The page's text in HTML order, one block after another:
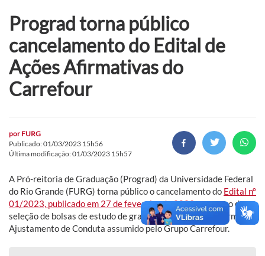
Prograd torna público
cancelamento do Edital de
Ações Afirmativas do
Carrefour
por FURG
Publicado: 01/03/2023 15h56
Última modificação: 01/03/2023 15h57
A Pró-reitoria de Graduação (Prograd) da Universidade Federal
do Rio Grande (FURG) torna público o cancelamento do Edital nº
01/2023, publicado em 27 de fevereiro de 2023, processo de
seleção de bolsas de estudo de graduação oriundas do Termo de
Ajustamento de Conduta assumido pelo Grupo Carrefour.